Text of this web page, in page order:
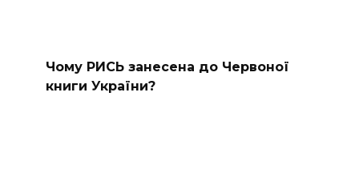
Чому РИСЬ занесена до Червоної
книги України?